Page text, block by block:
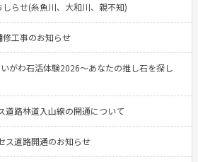
らせ(糸魚川、大和川、親不知)
工事のお知らせ
がわ石活体験2026〜あなたの推し石を探し
道路林道入山線の開通について
ス道路開通のお知らせ